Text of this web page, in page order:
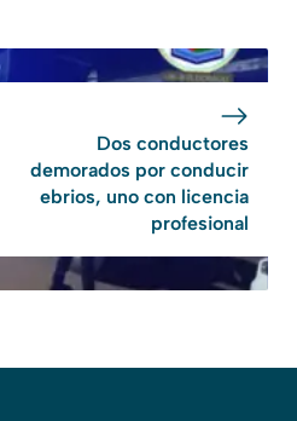
Dos conductores
demorados por conducir
ebrios, uno con licencia
profesional